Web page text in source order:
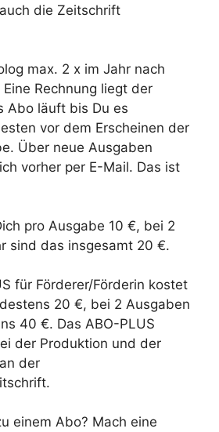
die Zeitschrift
max. 2 x im Jahr nach
Rechnung liegt der
Abo läuft bis Du es
vor dem Erscheinen der
Über neue Ausgaben
vorher per E-Mail. Das ist
pro Ausgabe 10 €, bei 2
sind das insgesamt 20 €.
für Förderer/Förderin kostet
20 €, bei 2 Ausgaben
40 €. Das ABO-PLUS
der Produktion und der
der
einem Abo? Mach eine